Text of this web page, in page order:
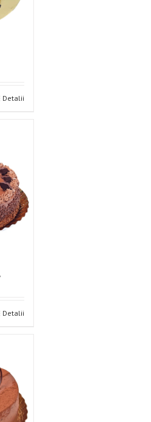
Detalii
Detalii